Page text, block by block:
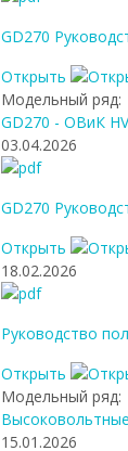
GD270
Открыть
Модельный ряд:
GD270 - ОВиК
03.04.2026
GD270
Открыть
18.02.2026
Руководство
Открыть
Модельный ряд:
15.01.2026